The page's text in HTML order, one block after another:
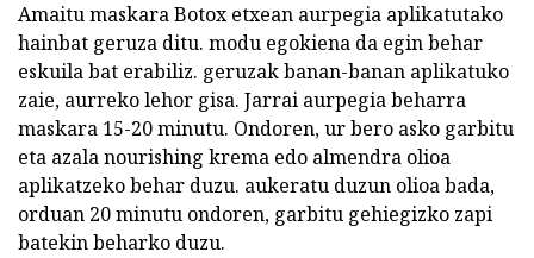
Amaitu maskara Botox etxean aurpegia aplikatutako
hainbat geruza ditu. modu egokiena da egin behar
eskuila bat erabiliz. geruzak banan-banan aplikatuko
zaie, aurreko lehor gisa. Jarrai aurpegia beharra
maskara 15-20 minutu. Ondoren, ur bero asko garbitu
eta azala nourishing krema edo almendra olioa
aplikatzeko behar duzu. aukeratu duzun olioa bada,
orduan 20 minutu ondoren, garbitu gehiegizko zapi
batekin beharko duzu.